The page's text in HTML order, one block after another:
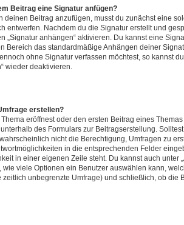
Beitrag eine Signatur anfügen?
deinen Beitrag anzufügen, musst du zunächst eine
entwerfen. Nachdem du die Signatur erstellt und
„Signatur anhängen“ aktivieren. Du kannst eine
Bereich das standardmäßige Anhängen deiner
ohne Signatur verfassen möchtest, so kannst
wieder deaktivieren.
erstellen?
eröffnest oder den ersten Beitrag eines
unterhalb des Formulars zur Beitragserstellung.
nicht die Berechtigung, Umfragen zu
in die entsprechenden Felder
in einer eigenen Zeile steht. Du kannst auch unter
wie viele Optionen ein Benutzer auswählen kann,
unbegrenzte Umfrage) und schließlich, ob die